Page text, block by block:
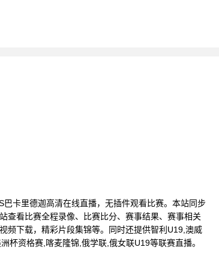
卡里德迦高清在线直播，无插件观看比赛。本站同步
查看比赛全程录像、比赛比分、赛事结果、赛事相关
频下载，精彩片段集锦等。同时还提供智利U19,澳威
杯资格赛,喀麦隆锦,俄学联,俄女联U19等联赛直播。